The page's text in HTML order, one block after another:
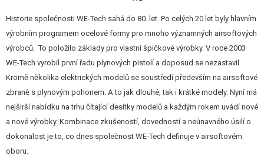
kuliček . Úsťová rychlost je 95 m/s.
Součástí balení je je pevná pažba, kterou je možné použít i jako přepravní
pouzdro. Pažba je plastová, s imitací dřeva.
Historie společnosti WE-Tech sahá do 80. let. Po celých 20 let byly hlavním
výrobním programem ocelové formy pro mnoho významných airsoftových
výrobců. To položilo základy pro vlastní špičkové výrobky. V roce 2003
WE-Tech vyrobil první řadu plynových pistolí a doposud se nezastavil.
Kromě několika elektrických modelů se soustředí především na airsoftové
zbraně s plynovým pohonem. A to jak dlouhé, tak i krátké modely. Nyní má
nejširší nabídku na trhu čítající desítky modelů a každým rokem uvádí nové
a nové výrobky. Kombinace zkušeností, dovedností a neúnavného úsilí o
dokonalost je to, co dnes společnost WE-Tech definuje v airsoftovém
oboru.